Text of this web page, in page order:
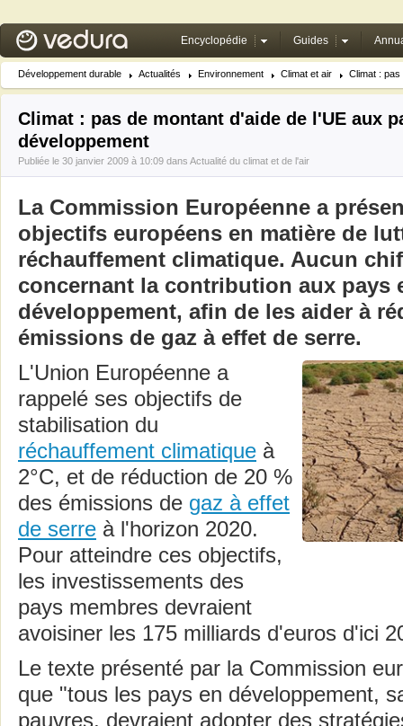
Encyclopédie Guides
Développement durable Actualités Environnement Climat et air Climat :
Climat : pas de montant d'aide de l'UE aux
développement
Publiée le 30 janvier 2009 à 10:09 dans Actualité du climat et de l'air
La Commission Européenne a
objectifs européens en matière de
réchauffement climatique. Aucun
concernant la contribution aux pays
développement, afin de les aider à
émissions de gaz à effet de serre.
L'Union Européenne a
rappelé ses objectifs de
stabilisation du
réchauffement climatique à
2°C, et de réduction de 20 %
des émissions de gaz à effet
de serre à l'horizon 2020.
Pour atteindre ces objectifs,
les investissements des
pays membres devraient
avoisiner les 175 milliards d'euros d'ici
Le texte présenté par la Commission
que "tous les pays en développement,
pauvres, devraient adopter des